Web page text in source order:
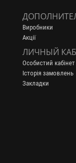
Виробники
Акції
ЛИЧНЫЙ
Особистий кабінет
Історія замовлень
Закладки